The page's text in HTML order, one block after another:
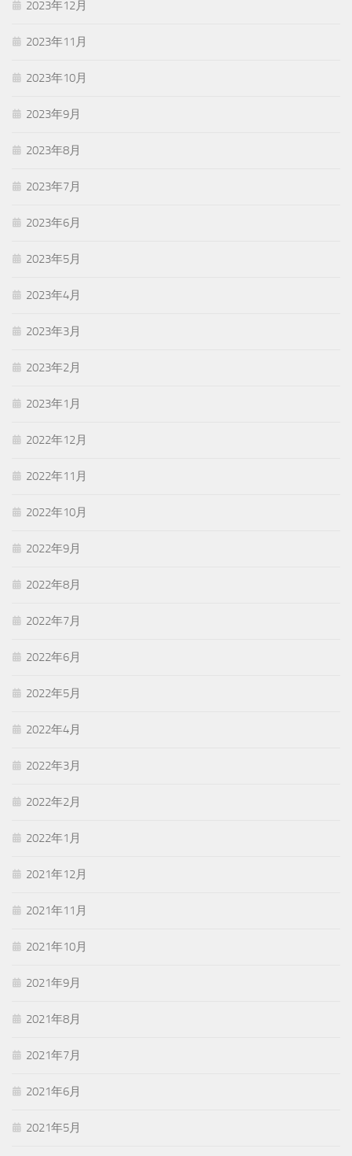
2023年12月
2023年11月
2023年10月
2023年9月
2023年8月
2023年7月
2023年6月
2023年5月
2023年4月
2023年3月
2023年2月
2023年1月
2022年12月
2022年11月
2022年10月
2022年9月
2022年8月
2022年7月
2022年6月
2022年5月
2022年4月
2022年3月
2022年2月
2022年1月
2021年12月
2021年11月
2021年10月
2021年9月
2021年8月
2021年7月
2021年6月
2021年5月